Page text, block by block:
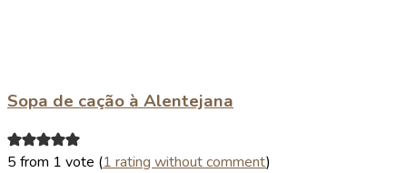
Sopa de cação à Alentejana
5 from 1 vote (1 rating without comment)